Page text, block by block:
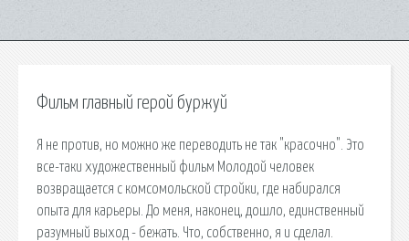
Фильм главный герой буржуй
Я не против, но можно же переводить не так "красочно". Это
все-таки художественный фильм Молодой человек
возвращается с комсомольской стройки, где набирался
опыта для карьеры. До меня, наконец, дошло, единственный
разумный выход - бежать. Что, собственно, я и сделал.